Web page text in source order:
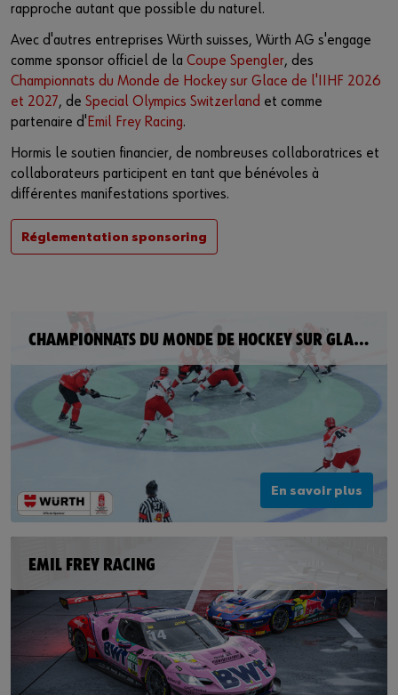
rapproche autant que possible du naturel.
Avec d'autres entreprises Würth suisses, Würth AG s'engage
comme sponsor officiel de la Coupe Spengler, des
Championnats du Monde de Hockey sur Glace de l'IIHF 2026
et 2027, de Special Olympics Switzerland et comme
partenaire d' Emil Frey Racing.
Hormis le soutien financier, de nombreuses collaboratrices et
collaborateurs participent en tant que bénévoles à
différentes manifestations sportives.
Réglementation sponsoring
En savoir plus
CHAMPIONNATS DU MONDE DE HOCKEY SUR GLACE DE L'IIHF 2026 ET 2027
EMIL FREY RACING